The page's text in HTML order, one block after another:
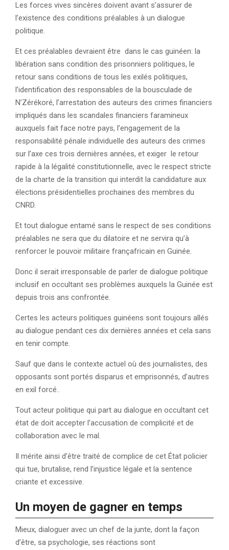
Les forces vives sincères doivent avant s’assurer de
l’existence des conditions préalables à un dialogue
politique.
Et ces préalables devraient être dans le cas guinéen: la
libération sans condition des prisonniers politiques, le
retour sans conditions de tous les exilés politiques,
l’identification des responsables de la bousculade de
N’Zérékoré, l’arrestation des auteurs des crimes financiers
impliqués dans les scandales financiers faramineux
auxquels fait face notre pays, l’engagement de la
responsabilité pénale individuelle des auteurs des crimes
sur l’axe ces trois dernières années, et exiger le retour
rapide à la légalité constitutionnelle, avec le respect stricte
de la charte de la transition qui interdit la candidature aux
élections présidentielles prochaines des membres du
CNRD.
Et tout dialogue entamé sans le respect de ses conditions
préalables ne sera que du dilatoire et ne servira qu’à
renforcer le pouvoir militaire françafricain en Guinée.
Donc il serait irresponsable de parler de dialogue politique
inclusif en occultant ses problèmes auxquels la Guinée est
depuis trois ans confrontée.
Certes les acteurs politiques guinéens sont toujours allés
au dialogue pendant ces dix dernières années et cela sans
en tenir compte.
Sauf que dans le contexte actuel où des journalistes, des
opposants sont portés disparus et emprisonnés, d’autres
en exil forcé..
Tout acteur politique qui part au dialogue en occultant cet
état de doit accepter l’accusation de complicité et de
collaboration avec le mal.
Il mérite ainsi d’être traité de complice de cet État policier
qui tue, brutalise, rend l’injustice légale et la sentence
criante et excessive.
Un moyen de gagner en temps
Mieux, dialoguer avec un chef de la junte, dont la façon
d’être, sa psychologie, ses réactions sont